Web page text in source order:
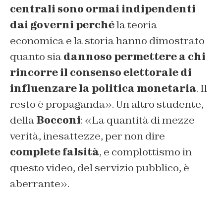
centrali sono ormai indipendenti
dai governi perchéla teoria
economica e la storia hanno dimostrato
quanto siadannoso permettere a chi
rincorre il consenso elettorale di
influenzare la politica monetaria. Il
resto è propaganda». Un altro studente,
dellaBocconi: «La quantità di mezze
verità, inesattezze, per non dire
complete falsità, e complottismo in
questo video, del servizio pubblico, è
aberrante».